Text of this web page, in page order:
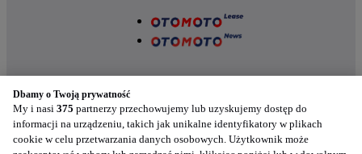
Dbamy o Twoją prywatność
My i nasi 375 partnerzy przechowujemy lub uzyskujemy dostęp do
informacji na urządzeniu, takich jak unikalne identyfikatory w plikach
cookie w celu przetwarzania danych osobowych. Użytkownik może